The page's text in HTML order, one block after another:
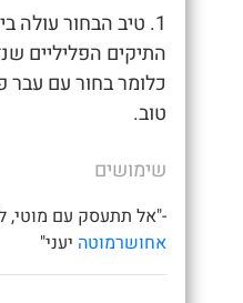
1. טיב הבחור עולה
התיקים הפליליים
כלומר בחור עם עבר
טוב.
שימושים
-"אל תתעסק עם מוטי,
אחושרמוטה יעני"